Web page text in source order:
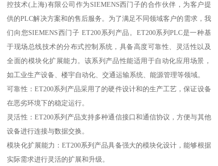
控技术(上海)有限公司作为SIEMENS西门子的合作伙伴，为客户提
供的PLC解决方案和的售后服务。为了满足不同领域客户的需求，我
们向您SIEMENS西门子 ET200系列产品。ET200系列PLC是一种基
于现场总线技术的分布式控制系统，具备高度可靠性、灵活性以及
全面的模块化扩展能力。该系列产品性能适用于自动化应用场景，
如工业生产设备、楼宇自动化、交通运输系统、能源管理等领域。
可靠性：ET200系列产品采用了的硬件设计和的生产工艺，保证设备
在恶劣环境下的稳定运行。
灵活性：ET200系列产品支持多种通信接口和通信协议，方便与其他
设备进行连接与数据交换。
模块化扩展能力：ET200系列产品具备强大的模块化设计，能够根据
实际需求进行灵活的扩展和升级。